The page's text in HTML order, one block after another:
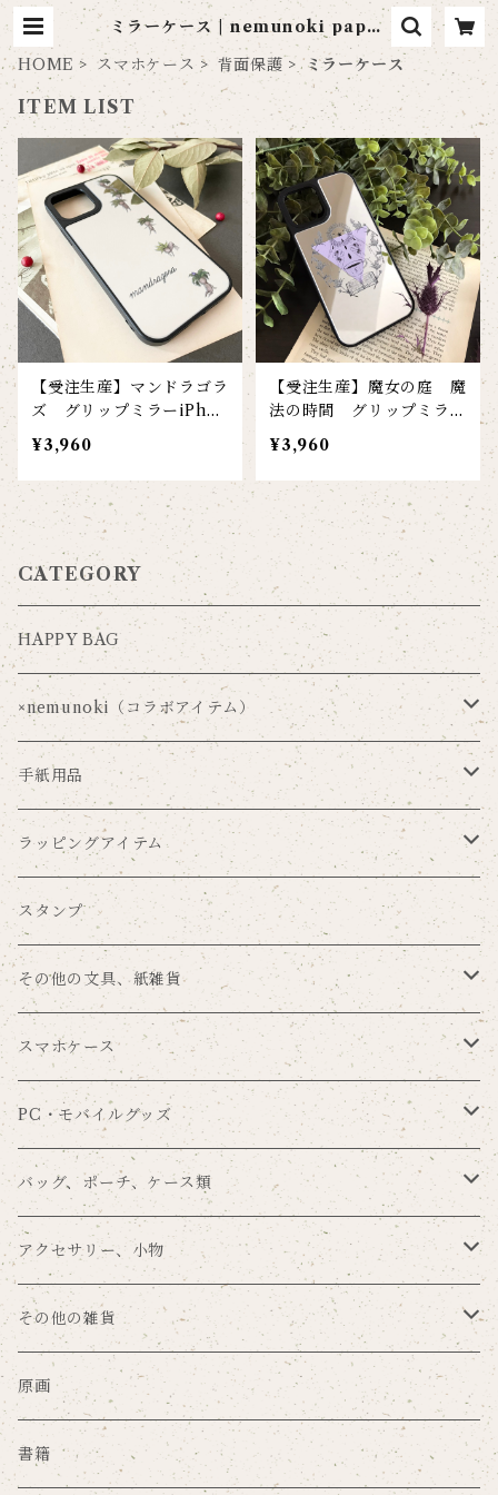
ミラーケース | nemunoki paper
item
HOME
スマホケース 背面保護 ミラーケース
ITEM LIST
【受注生産】マンドラゴラ
ズ グリップミラーiPhon
eケース
¥3,960
【受注生産】魔女の庭 魔
法の時間 グリップミラー
iPhoneケース
¥3,960
CATEGORY
HAPPY BAG
×nemunoki（コラボアイテム）
Via Carousel×nemunoki
oudmijin×nemunoki
吉井美穂×nemunoki
紙me×nemunoki
Souren
まんまる×nemunoki
POME×nemunoki
ゆらり本舗×nemunoki
文房具DJmaki×nemunoki
mug×nemunoki
merilforel×nemunoki
手紙用品
レターセット
便箋
ポストカード
メッセージカード
一筆箋
その他の手紙用品
ラッピングアイテム
ラッピングペーパー
マスキングテープ
シール
タグセット
その他のラッピングアイテム
スタンプ
その他の文具、紙雑貨
ブックカバー
ブックマーク
メモパッド
ノート
ファイル
ステッカー
ポスター
スマホケース
手帳型
留め帯あり
留め帯なし
背面保護
プラスチックハードカバー
ミラーケース
サンドアートケース
グリッターケース
PC・モバイルグッズ
スマホリング
タブレットカバー
カードポケット
マウスパッド
その他のPC・モバイルグッズ
バッグ、ポーチ、ケース類
バッグ
ポーチ
キーケース
コインケース
アクセサリー、小物
キーホルダー
ブローチ
缶バッジ、ピンズ
その他の雑貨
マスク
珪藻土グッズ
原画
書籍